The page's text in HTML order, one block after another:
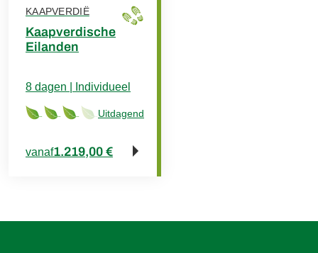
KAAPVERDIË
Kaapverdische
Eilanden
Uitdagend
8 dagen | Individueel
vanaf1.219,00 €